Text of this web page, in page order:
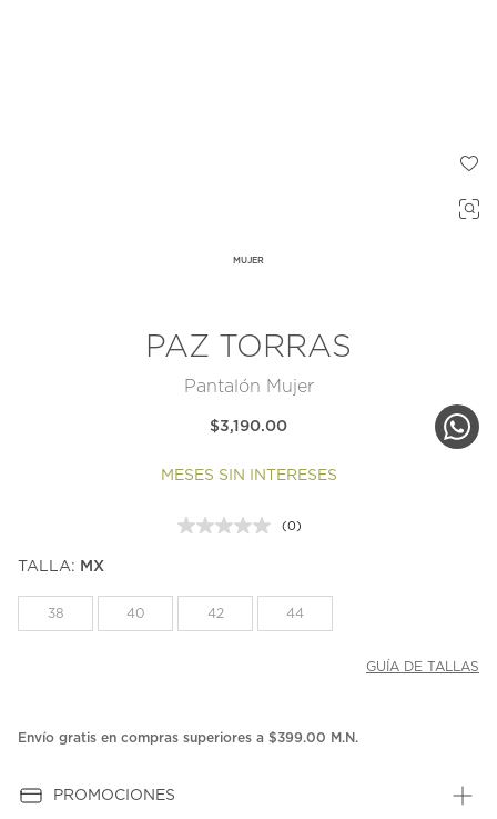
MUJER
PAZ TORRAS
Pantalón Mujer
$3,190.00
MESES SIN INTERESES
Sin
la
misma
(0)
TALLA: MX
38 40 42 44
GUÍA DE TALLAS
Envío gratis en compras superiores a $399.00 M.N.
PROMOCIONES